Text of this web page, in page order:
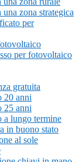
zona strategica
per
per fotovoltaico
gratuita
20 anni
25 anni
a lungo termine
in buono stato
al sole